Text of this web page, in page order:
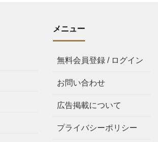
メニュー
無料会員登録 / ログイン
お問い合わせ
広告掲載について
プライバシーポリシー